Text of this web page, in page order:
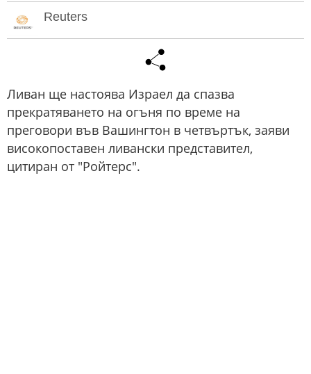
Reuters
Ливан ще настоява Израел да спазва
прекратяването на огъня по време на
преговори във Вашингтон в четвъртък, заяви
високопоставен ливански представител,
цитиран от "Ройтерс".